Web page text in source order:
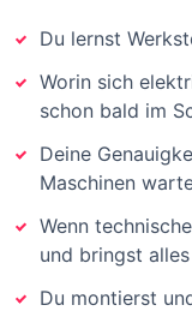
Du lernst
Worin sich
schon bald im
Deine
Maschinen
Wenn
und bringst
Du montierst